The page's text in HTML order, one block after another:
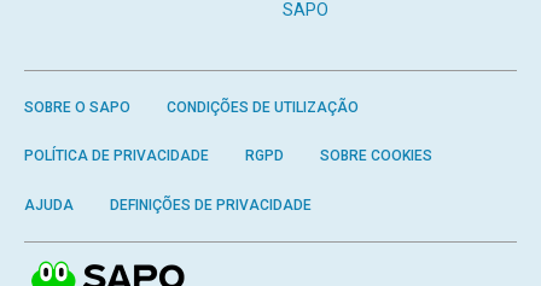
SAPO
SOBRE O SAPO CONDIÇÕES DE UTILIZAÇÃO
POLÍTICA DE PRIVACIDADE RGPD SOBRE COOKIES
AJUDA DEFINIÇÕES DE PRIVACIDADE